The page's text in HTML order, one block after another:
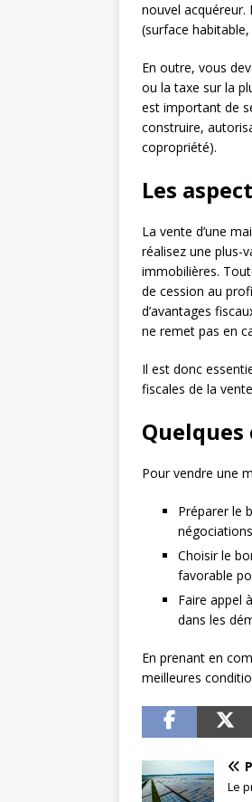
nouvel
(surface
En outre, vous
ou la taxe sur la
est important de
construire,
copropriété).
Les
La vente d’une
réalisez une plus-
immobilières.
de cession au
d’avantages
ne remet pas en
Il est donc
fiscales de la
Pour vendre une
Préparer le
Choisir le
favorable
Faire appel
dans les
En prenant en
meilleures
Le